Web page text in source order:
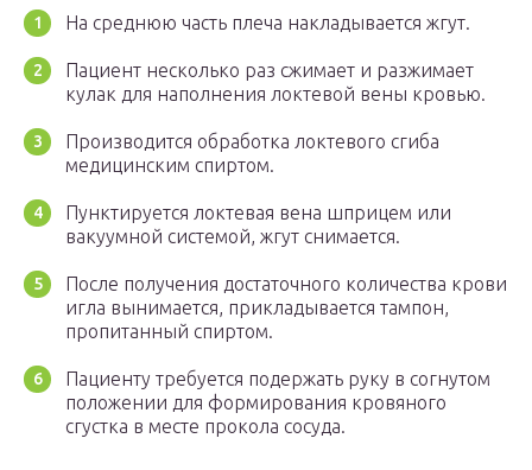
На среднюю часть плеча накладывается жгут.
Пациент несколько раз сжимает и разжимает
кулак для наполнения локтевой вены кровью.
Производится обработка локтевого сгиба
медицинским спиртом.
Пунктируется локтевая вена шприцем или
вакуумной системой, жгут снимается.
После получения достаточного количества крови
игла вынимается, прикладывается тампон,
пропитанный спиртом.
Пациенту требуется подержать руку в согнутом
положении для формирования кровяного
сгустка в месте прокола сосуда.